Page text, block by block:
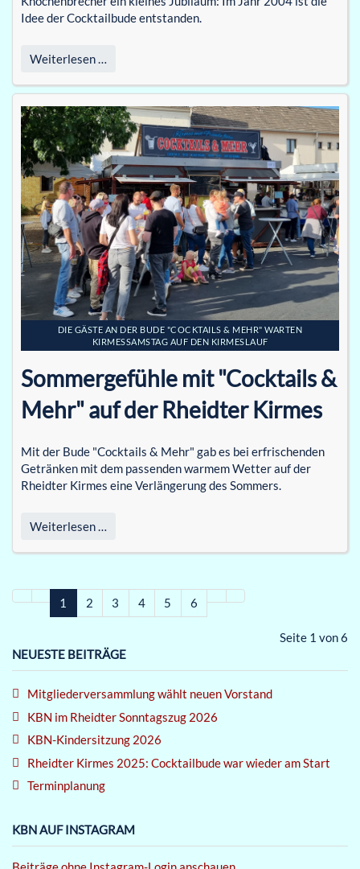
Idee der Cocktailbude entstanden.
Weiterlesen …
DIE GÄSTE AN DER BUDE "COCKTAILS & MEHR" WARTEN
KIRMESSAMSTAG AUF DEN KIRMESLAUF
Sommergefühle mit "Cocktails &
Mehr" auf der Rheidter Kirmes
Mit der Bude "Cocktails & Mehr" gab es bei erfrischenden
Getränken mit dem passenden warmem Wetter auf der
Rheidter Kirmes eine Verlängerung des Sommers.
Weiterlesen …
1 2 3 4 5 6
Seite 1 von 6
NEUESTE BEITRÄGE
Mitgliederversammlung wählt neuen Vorstand
KBN im Rheidter Sonntagszug 2026
KBN-Kindersitzung 2026
Rheidter Kirmes 2025: Cocktailbude war wieder am Start
Terminplanung
KBN AUF INSTAGRAM